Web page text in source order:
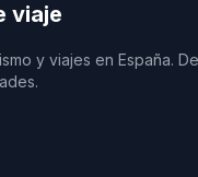
viaje
y viajes en España.